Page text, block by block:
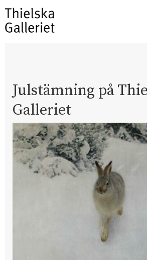
Julstämning på
Galleriet